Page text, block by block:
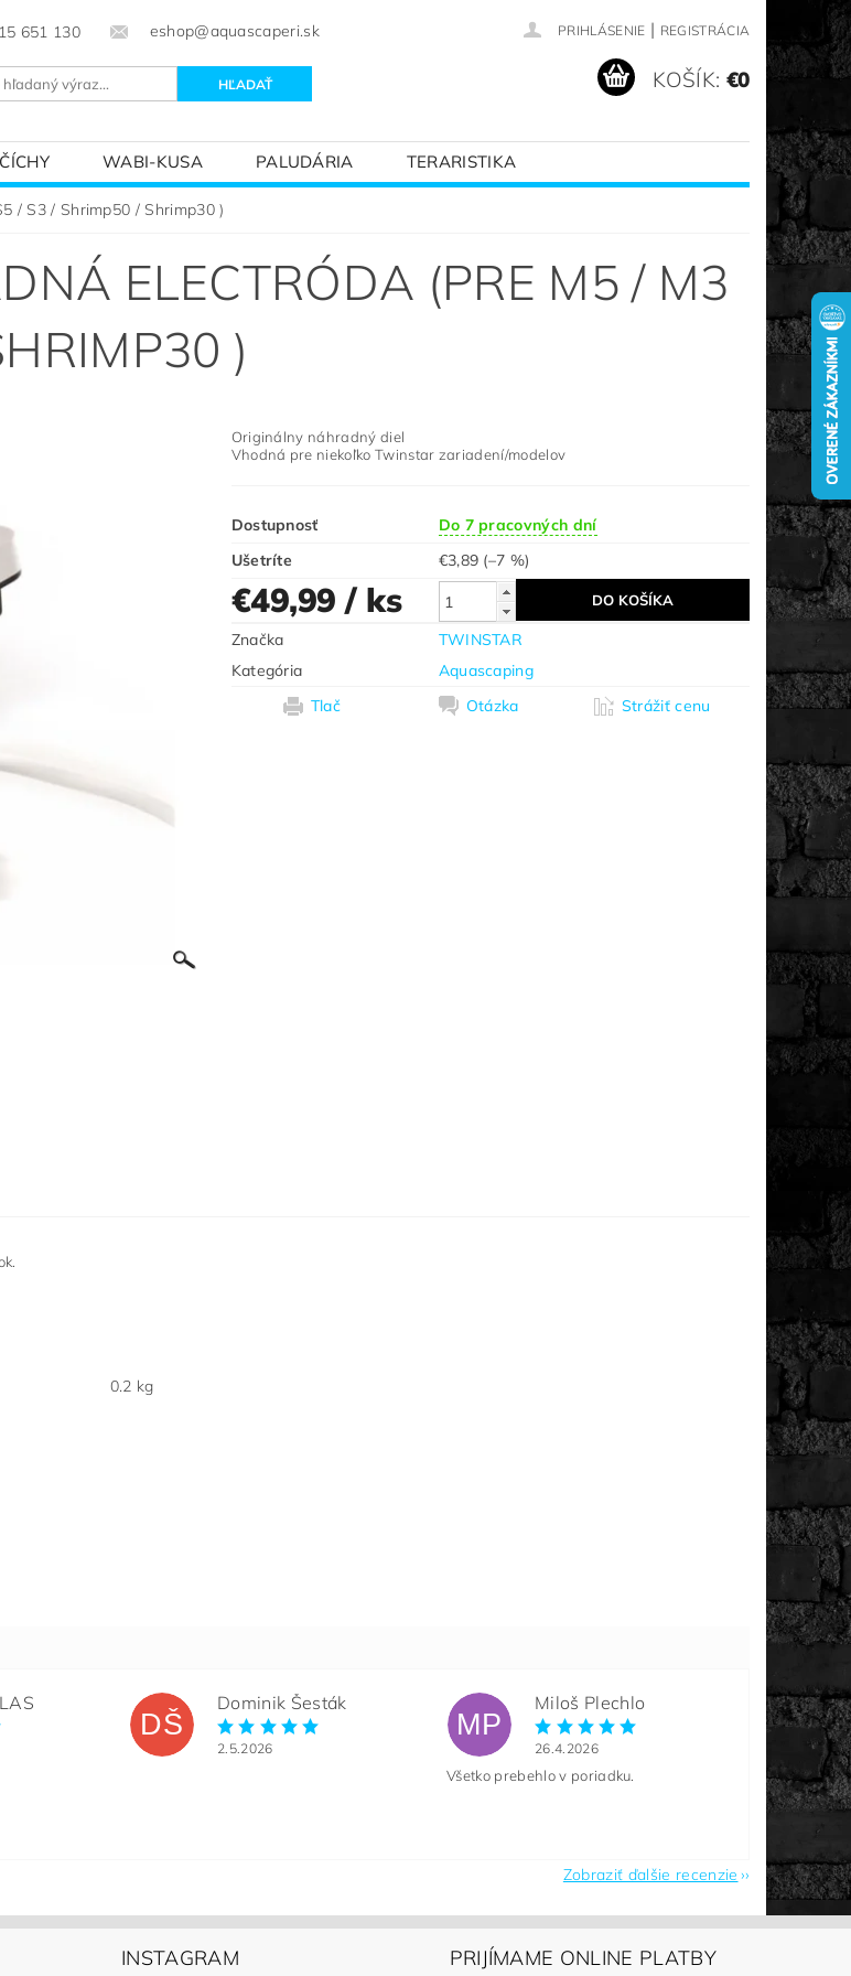
651 130 eshop@aquascaperi.sk PRIHLÁSENIE | REGISTRÁCIA
KOŠÍK: €0
WABI-KUSA PALUDÁRIA
TERARISTIKA
– ZÁKLADY AKVARISTIKY
/ S3 / Shrimp50 / Shrimp30 )
ELECTRÓDA (PRE M5 / M3
)
Originálny náhradný diel
Vhodná pre niekoľko Twinstar zariadení/modelov
Dostupnosť
Do 7 pracovných dní
Ušetríte
€3,89 (–7 %)
€49,99/ ks
Značka
TWINSTAR
Kategória
Aquascaping
Tlač
Otázka Strážiť cenu
0.2 kg
DŠ
Dominik Šesták
2.5.2026
MP
Miloš Plechlo
26.4.2026
Všetko prebehlo v poriadku.
Zobraziť ďalšie recenzie
INSTAGRAM PRIJÍMAME ONLINE PLATBY